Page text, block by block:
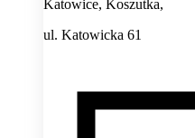
Katowice, Koszutka,
ul. Katowicka 61